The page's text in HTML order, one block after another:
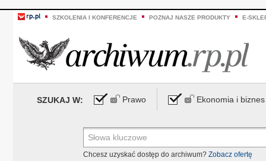
SZKOLENIA I KONFERENCJE POZNAJ NASZE PRODUKTY E-
SZUKAJ W: Prawo Ekonomia i biznes
Chcesz uzyskać dostęp do archiwum? Zobacz ofertę